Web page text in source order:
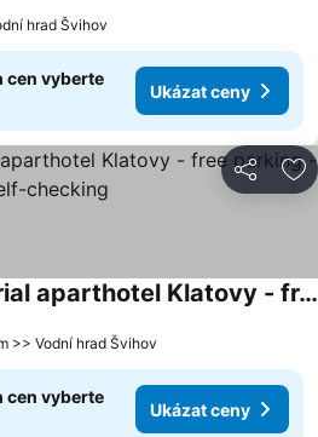
hrad Švihov
cen vyberte
Ukázat ceny
Sdílet
ROCH800 - industrial aparthotel Klatovy - free parking - self-checking
>> Vodní hrad Švihov
cen vyberte
Ukázat ceny